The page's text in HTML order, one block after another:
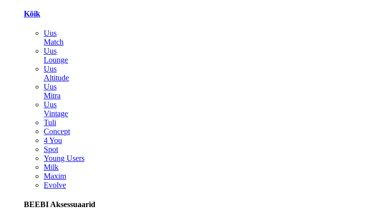
Kõik
Uus
Match
Uus
Lounge
Uus
Altitude
Uus
Mitra
Uus
Vintage
Tuli
Concept
4 You
Spot
Young Users
Milk
Maxim
Evolve
BEEBI Aksessuaarid